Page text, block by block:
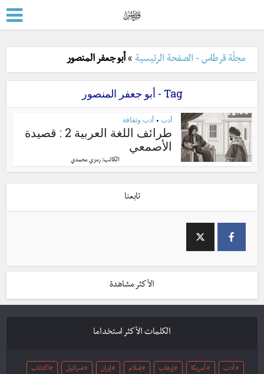
مجلّة قرطاس - الصفحة الرئيسية »أبو جعفر المنصور
Tag - أبو جعفر المنصور
أدب • أدب وثقافة
طرائف اللغة العربية 2 : قصيدة
الأصمعي
الكاتب: رمزي محمدي
تابعنا
الأكثر مشاهدة
الكلمات الأكثر استخداما
أدب أمريكا إرهاب إسلام إيران اسرائيل اكتئاب